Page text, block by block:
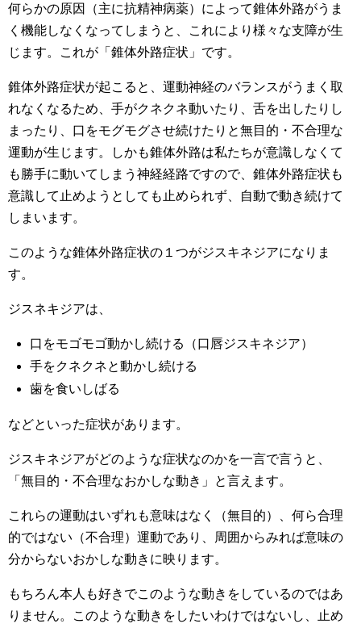
何らかの原因（主に抗精神病薬）によって錐体外路がうま
く機能しなくなってしまうと、これにより様々な支障が生
じます。これが「錐体外路症状」です。
錐体外路症状が起こると、運動神経のバランスがうまく取
れなくなるため、手がクネクネ動いたり、舌を出したりし
まったり、口をモグモグさせ続けたりと無目的・不合理な
運動が生じます。しかも錐体外路は私たちが意識しなくて
も勝手に動いてしまう神経経路ですので、錐体外路症状も
意識して止めようとしても止められず、自動で動き続けて
しまいます。
このような錐体外路症状の１つがジスキネジアになりま
す。
ジスネキジアは、
口をモゴモゴ動かし続ける（口唇ジスキネジア）
手をクネクネと動かし続ける
歯を食いしばる
などといった症状があります。
ジスキネジアがどのような症状なのかを一言で言うと、
「無目的・不合理なおかしな動き」と言えます。
これらの運動はいずれも意味はなく（無目的）、何ら合理
的ではない（不合理）運動であり、周囲からみれば意味の
分からないおかしな動きに映ります。
もちろん本人も好きでこのような動きをしているのではあ
りません。このような動きをしたいわけではないし、止め